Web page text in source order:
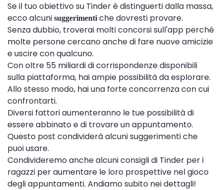
Se il tuo obiettivo su Tinder è distinguerti dalla massa,
ecco alcuni suggerimentiche dovresti provare.
Senza dubbio, troverai molti concorsi sull'app perché
molte persone cercano anche di fare nuove amicizie
e uscire con qualcuno.
Con oltre 55 miliardi di corrispondenze disponibili
sulla piattaforma, hai ampie possibilità da esplorare.
Allo stesso modo, hai una forte concorrenza con cui
confrontarti.
Diversi fattori aumenteranno le tue possibilità di
essere abbinato e di trovare un appuntamento.
Questo post condividerà alcuni suggerimenti che
puoi usare.
Condivideremo anche alcuni consigli di Tinder per i
ragazzi per aumentare le loro prospettive nel gioco
degli appuntamenti. Andiamo subito nei dettagli!